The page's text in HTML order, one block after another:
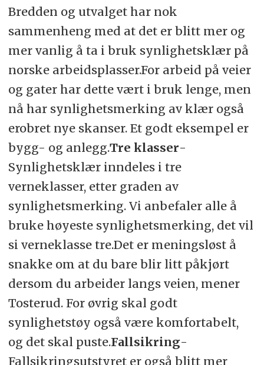
Bredden og utvalget har nok
sammenheng med at det er blitt mer og
mer vanlig å ta i bruk synlighetsklær på
norske arbeidsplasser.For arbeid på veier
og gater har dette vært i bruk lenge, men
nå har synlighetsmerking av klær også
erobret nye skanser. Et godt eksempel er
bygg- og anlegg.Tre klasser-
Synlighetsklær inndeles i tre
verneklasser, etter graden av
synlighetsmerking. Vi anbefaler alle å
bruke høyeste synlighetsmerking, det vil
si verneklasse tre.Det er meningsløst å
snakke om at du bare blir litt påkjørt
dersom du arbeider langs veien, mener
Tosterud. For øvrig skal godt
synlighetstøy også være komfortabelt,
og det skal puste.Fallsikring-
Fallsikringsutstyret er også blitt mer